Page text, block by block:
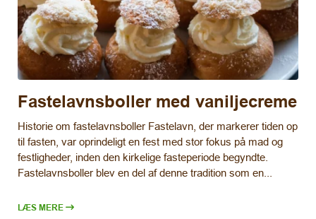
Fastelavnsboller med vaniljecreme
Historie om fastelavnsboller Fastelavn, der markerer tiden op
til fasten, var oprindeligt en fest med stor fokus på mad og
festligheder, inden den kirkelige fasteperiode begyndte.
Fastelavnsboller blev en del af denne tradition som en...
LÆS MERE